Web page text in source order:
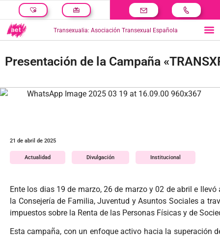
Transexualia: Asociación Transexual Española
Presentación de la Campaña
21 de abril de 2025
Actualidad Divulgación Institucional
Ente los dias 19 de marzo, 26 de marzo y 02 de abril e llevó
la Consejería de Familia, Juventud y Asuntos Sociales a
impuestos sobre la Renta de las Personas Físicas y de
Esta campaña, con un enfoque activo hacia la superación